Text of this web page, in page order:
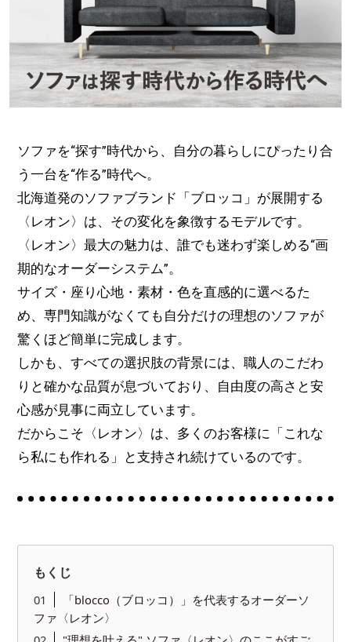
ソファを“探す”時代から、自分の暮らしにぴったり合
う一台を“作る”時代へ。
北海道発のソファブランド「ブロッコ」が展開する
〈レオン〉は、その変化を象徴するモデルです。
〈レオン〉最大の魅力は、誰でも迷わず楽しめる“画
期的なオーダーシステム”。
サイズ・座り心地・素材・色を直感的に選べるた
め、専門知識がなくても自分だけの理想のソファが
驚くほど簡単に完成します。
しかも、すべての選択肢の背景には、職人のこだわ
りと確かな品質が息づいており、自由度の高さと安
心感が見事に両立しています。
だからこそ〈レオン〉は、多くのお客様に「これな
ら私にも作れる」と支持され続けているのです。
もくじ
「blocco（ブロッコ）」を代表するオーダーソ
ファ〈レオン〉